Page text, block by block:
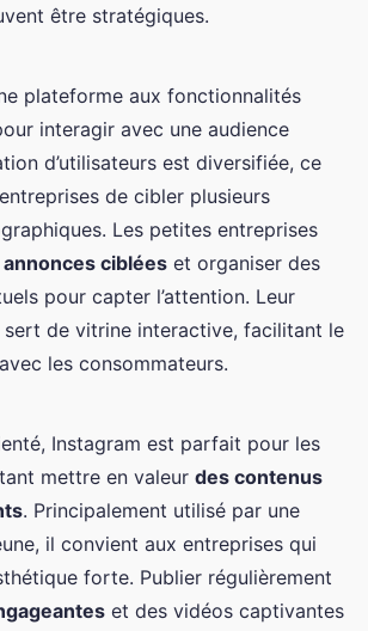
être stratégiques.
plateforme aux fonctionnalités
interagir avec une audience
d’utilisateurs est diversifiée, ce
de cibler plusieurs
Les petites entreprises
annonces ciblées et organiser des
pour capter l’attention. Leur
sert de vitrine interactive, facilitant le
les consommateurs.
Instagram est parfait pour les
mettre en valeur des contenus
. Principalement utilisé par une
il convient aux entreprises qui
forte. Publier régulièrement
et des vidéos captivantes